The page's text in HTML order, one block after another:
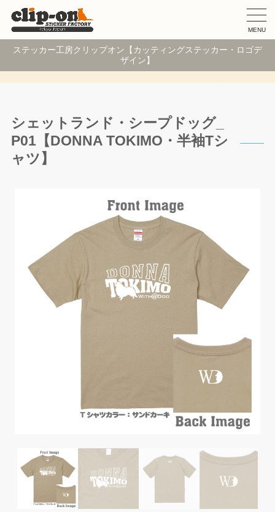
MENU
ステッカー工房クリップオン【カッティングステッカー・ロゴデ
ザイン】
シェットランド・シープドッグ_
P01【DONNA TOKIMO・半袖Tシ
ャツ】